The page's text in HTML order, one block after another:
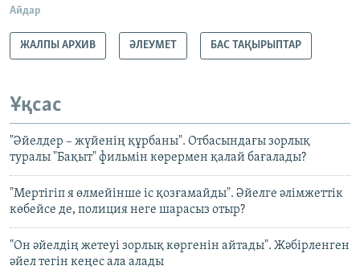
Айдар
ЖАЛПЫ АРХИВ ӘЛЕУМЕТ БАС ТАҚЫРЫПТАР
Ұқсас
"Әйелдер – жүйенің құрбаны". Отбасындағы зорлық
туралы "Бақыт" фильмін көрермен қалай бағалады?
"Мертігіп я өлмейінше іс қозғамайды". Әйелге әлімжеттік
көбейсе де, полиция неге шарасыз отыр?
"Он әйелдің жетеуі зорлық көргенін айтады". Жәбірленген
әйел тегін кеңес ала алады